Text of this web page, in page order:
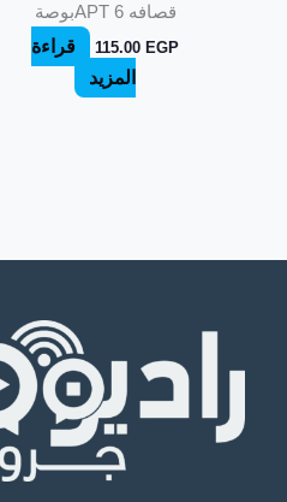
قصافه APT 6بوصة
115.00 EGP
قراءة
المزيد